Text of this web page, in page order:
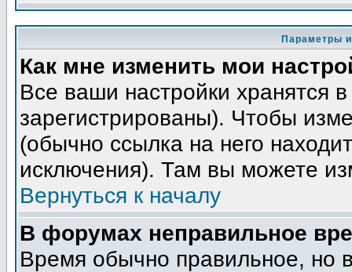
Параметры
Как мне изменить мои
Все ваши настройки хранятся
зарегистрированы). Чтобы
(обычно ссылка на него
исключения). Там вы можете
Вернуться к началу
В форумах неправильное
Время обычно правильное, но